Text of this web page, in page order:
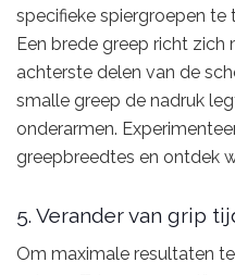
specifieke spiergroepen te
Een brede greep richt
achterste delen van de
smalle greep de nadruk
onderarmen.
greepbreedtes en ontdek
5. Verander van grip
Om maximale resultaten